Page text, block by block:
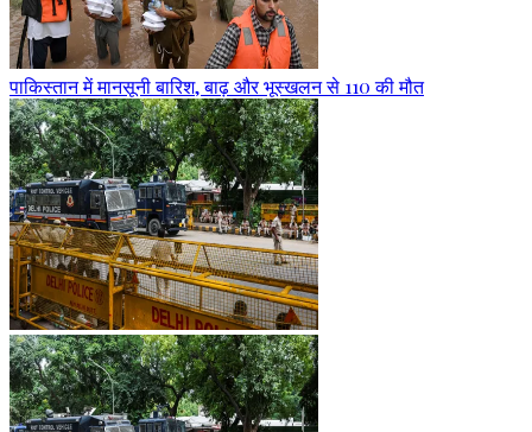
पाकिस्तान में मानसूनी बारिश, बाढ़ और भूस्खलन से 110 की मौत